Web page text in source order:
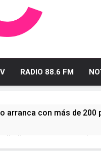
RADIO 88.6 FM
arranca con más de
linense tras